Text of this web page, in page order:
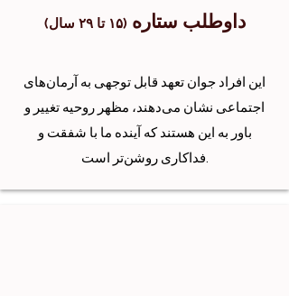
داوطلب ستاره (۱۵ تا ۲۹ سال)
این افراد جوان تعهد قابل توجهی به آرمان‌های
اجتماعی نشان می‌دهند، مظهر روحیه تغییر و
باور به این هستند که آینده ما با شفقت و
فداکاری روشن‌تر است.